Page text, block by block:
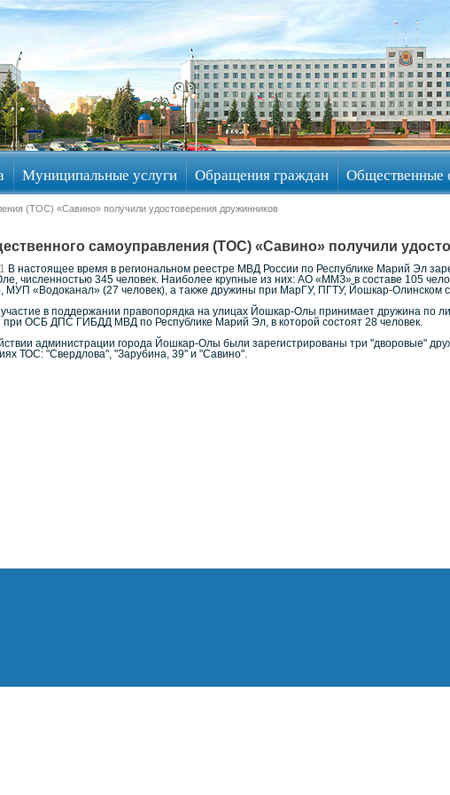
Муниципальные услуги Обращения граждан Общественные
(ТОС) «Савино» получили удостоверения дружинников
самоуправления (ТОС) «Савино» получили
В настоящее время в региональном реестре МВД России по Республике Марий Эл
численностью 345 человек. Наиболее крупные из них: АО «ММЗ» в составе 105
МУП «Водоканал» (27 человек), а также дружины при МарГУ, ПГТУ, Йошкар-Олинском
участие в поддержании правопорядка на улицах Йошкар-Олы принимает дружина по
при ОСБ ДПС ГИБДД МВД по Республике Марий Эл, в которой состоят 28 человек.
администрации города Йошкар-Олы были зарегистрированы три "дворовые"
ТОС: "Свердлова", "Зарубина, 39" и "Савино".